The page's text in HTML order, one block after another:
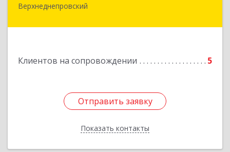
Верхнеднепровский
Клиентов на сопровождении 5
Отправить заявку
Показать контакты
Отправить заявку
Назад